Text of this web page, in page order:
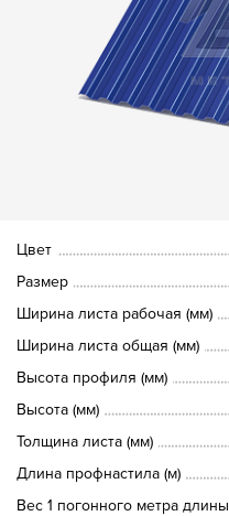
Цвет
Размер
Ширина листа рабочая (мм)
Ширина листа общая (мм)
Высота профиля (мм)
Высота (мм)
Толщина листа (мм)
Длина профнастила (м)
Вес 1 погонного метра длины